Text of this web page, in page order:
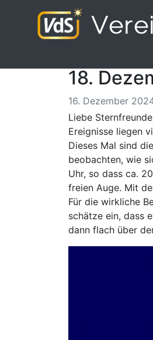
18.
16. Dezember
Liebe
Ereignisse liegen
Dieses Mal sind
beobachten, wie
Uhr, so dass ca.
freien Auge. Mit
Für die wirkliche
schätze ein, dass
dann flach über